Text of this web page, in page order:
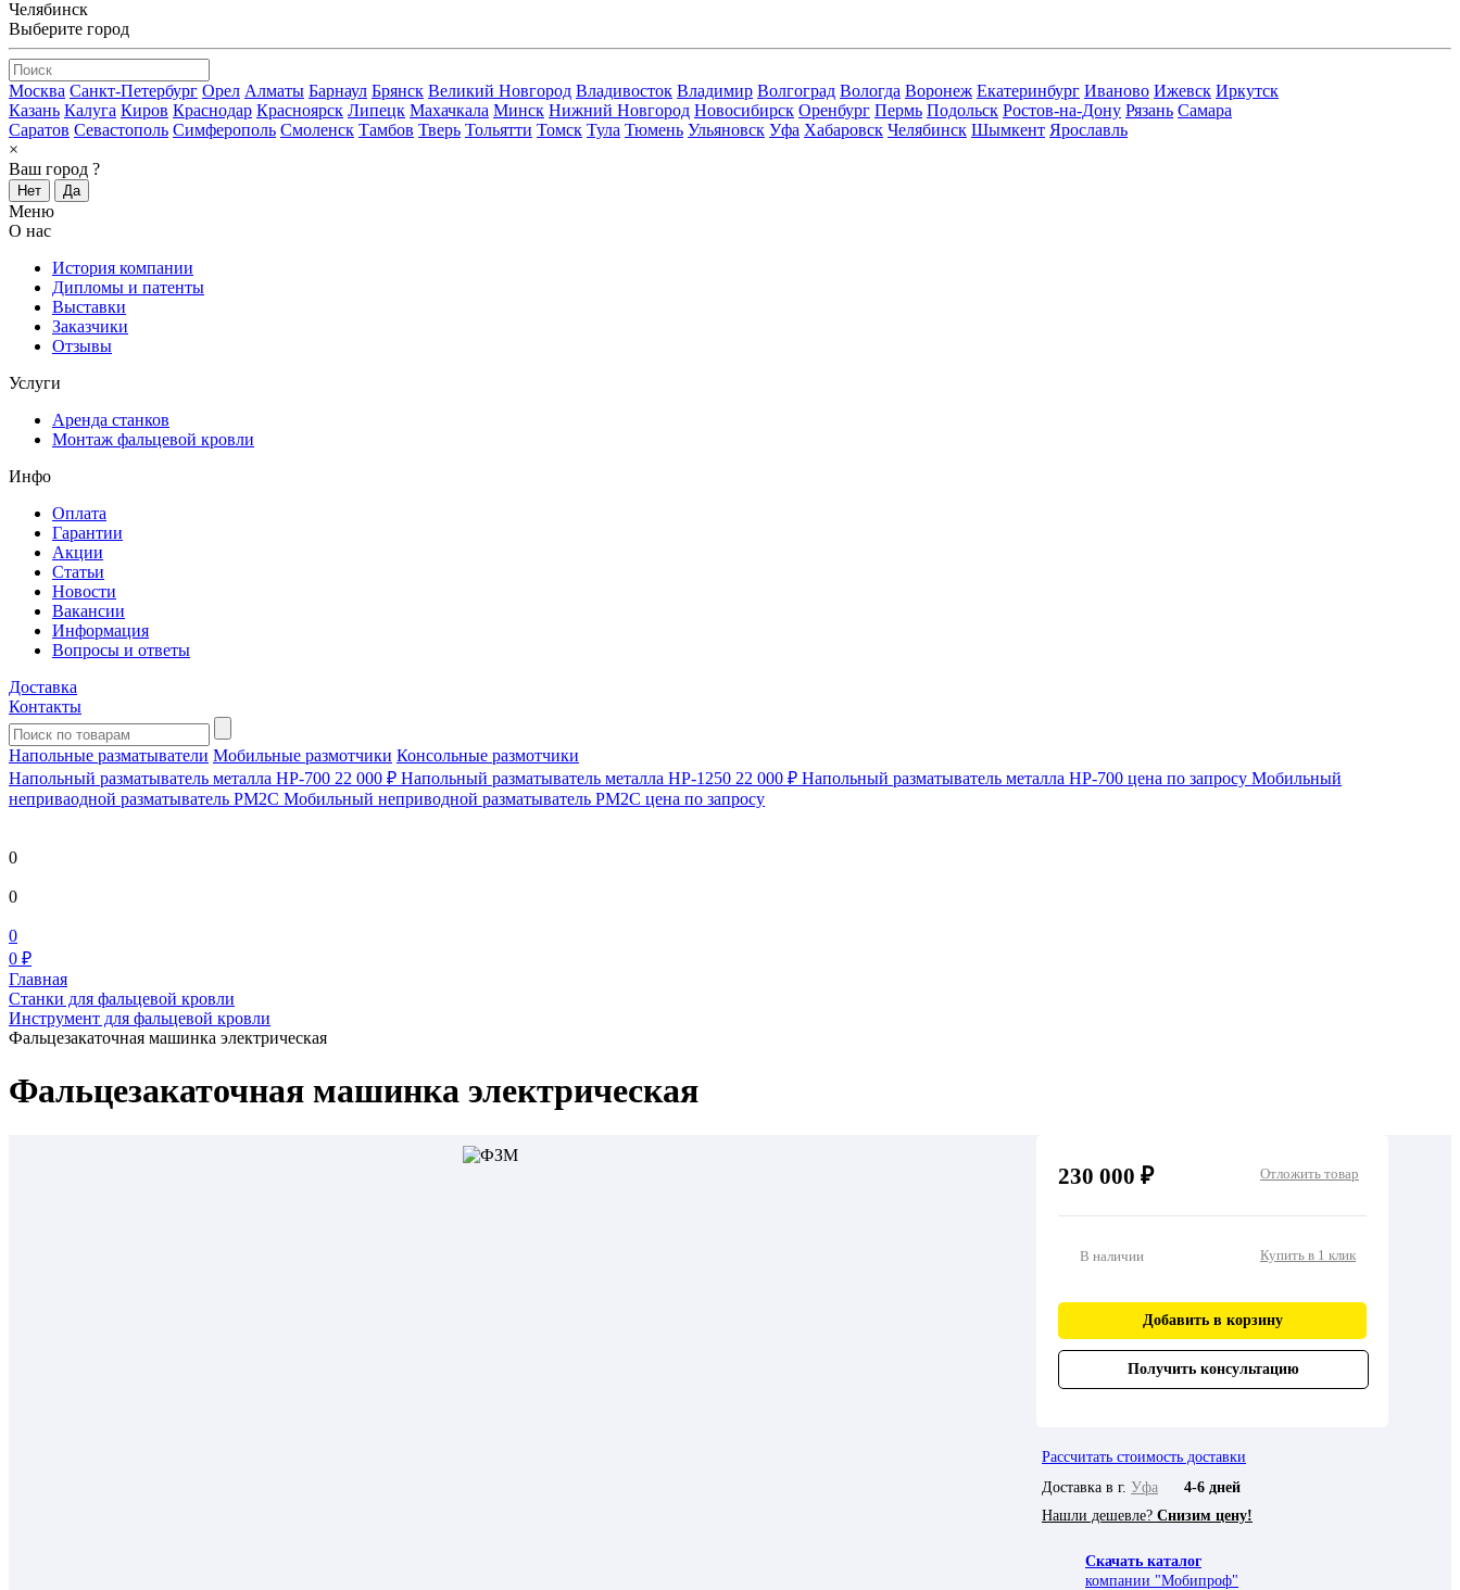
Челябинск
Выберите город
Москва Санкт-Петербург Орел Алматы Барнаул Брянск Великий Новгород Владивосток Владимир Волгоград Вологда Воронеж Екатеринбург Иваново Ижевск Иркутск
Казань Калуга Киров Краснодар Красноярск Липецк Махачкала Минск Нижний Новгород Новосибирск Оренбург Пермь Подольск Ростов-на-Дону Рязань Самара
Саратов Севастополь Симферополь Смоленск Тамбов Тверь Тольятти Томск Тула Тюмень Ульяновск Уфа Хабаровск Челябинск Шымкент Ярославль
×
Ваш город ?
Нет Да
Меню
О нас
История компании
Дипломы и патенты
Выставки
Заказчики
Отзывы
Услуги
Аренда станков
Монтаж фальцевой кровли
Инфо
Оплата
Гарантии
Акции
Статьи
Новости
Вакансии
Информация
Вопросы и ответы
Доставка
Контакты
Напольные разматыватели Мобильные размотчики Консольные размотчики
Напольный разматыватель металла HP-700 22 000 ₽ Напольный разматыватель металла HP-1250 22 000 ₽ Напольный разматыватель металла HP-700 цена по запросу Мобильный
непривaодной разматыватель РМ2С Мобильный неприводной разматыватель РМ2С цена по запросу
0
0
0
0 ₽
Главная
Станки для фальцевой кровли
Инструмент для фальцевой кровли
Фальцезакаточная машинка электрическая
Фальцезакаточная машинка электрическая
230 000 ₽ Отложить товар
В наличии Купить в 1 клик
Добавить в корзину
Получить консультацию
Рассчитать стоимость доставки
Доставка в г. Уфа
4-6 дней
Нашли дешевле? Снизим цену!
Скачать каталог
компании "Мобипроф"